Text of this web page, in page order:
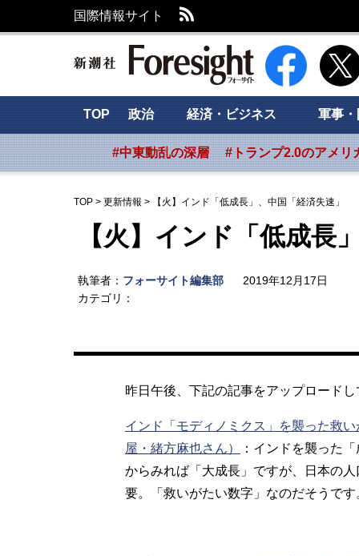
国際情報サイト
新潮社 Foresight
TOP 政治 経済・ビジネス 軍事・
#中東動乱の深層 #トランプ2.0のアメリ
TOP > 更新情報 > 【火】インド「低成長」、中国「経済失速」
【火】インド「低成長
執筆者： フォーサイト編集部
2019年12月17日
カテゴリ：
昨日午後、下記の記事をアップロードし
インド「モディノミクス」を襲った救
屋・緒方麻也さん）
： インドを襲った
からみれば「大成長」ですが、日本の
要。「救いがたい数字」なのだそうです